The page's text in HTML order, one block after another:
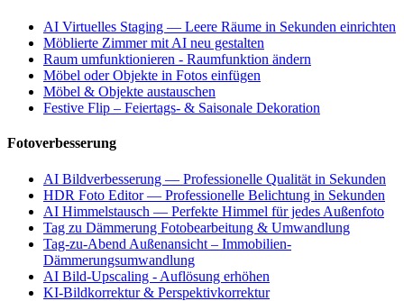
AI Virtuelles Staging — Leere Räume in Sekunden einrichten
Möblierte Zimmer mit AI neu gestalten
Raum umfunktionieren - Raumfunktion ändern
Möbel oder Objekte in Fotos einfügen
Möbel & Objekte austauschen
Festive Flip – Feiertags- & Saisonale Dekoration
Fotoverbesserung
AI Bildverbesserung — Professionelle Qualität in Sekunden
HDR Foto Editor — Professionelle Belichtung in Sekunden
AI Himmelstausch — Perfekte Himmel für jedes Außenfoto
Tag zu Dämmerung Fotobearbeitung & Umwandlung
Tag-zu-Abend Außenansicht – Immobilien-
Dämmerungsumwandlung
AI Bild-Upscaling - Auflösung erhöhen
KI-Bildkorrektur & Perspektivkorrektur